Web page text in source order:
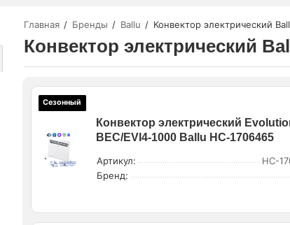
Главная Бренды Ballu Конвектор электрический
Конвектор электрический
Сезонный
Конвектор электрический
BEC/EVI4-1000 Ballu НС-1706465
Артикул:
НС-
Бренд: